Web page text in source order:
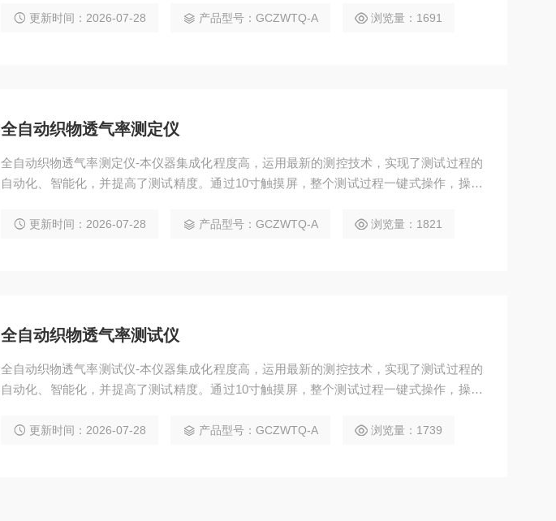
更新时间：2026-07-28 产品型号：GCZWTQ-A 浏览量：1691
全自动织物透气率测定仪
全自动织物透气率测定仪-本仪器集成化程度高，运用最新的测控技术，实现了测试过程的
自动化、智能化，并提高了测试精度。通过10寸触摸屏，整个测试过程一键式操作，操作
更新时间：2026-07-28 产品型号：GCZWTQ-A 浏览量：1821
全自动织物透气率测试仪
全自动织物透气率测试仪-本仪器集成化程度高，运用最新的测控技术，实现了测试过程的
自动化、智能化，并提高了测试精度。通过10寸触摸屏，整个测试过程一键式操作，操作
更新时间：2026-07-28 产品型号：GCZWTQ-A 浏览量：1739